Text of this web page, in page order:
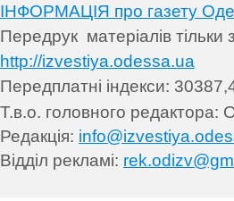
ІНФОРМАЦІЯ про газету
Передрук матеріалів тільки
http://izvestiya.odessa.ua
Передплатні індекси: 30
Т.в.о. головного редактора:
Редакція:
Відділ рекламі: